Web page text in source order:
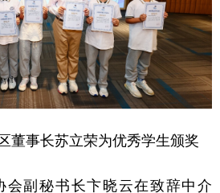
董事长苏立荣为优秀学生颁奖
会副秘书长卞晓云在致辞中介